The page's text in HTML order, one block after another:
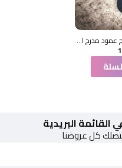
طاولة جانبية بسطح زجاج عمود مدرج اسود 35×35×75سم
القائمة البريدية
كل عروضنا